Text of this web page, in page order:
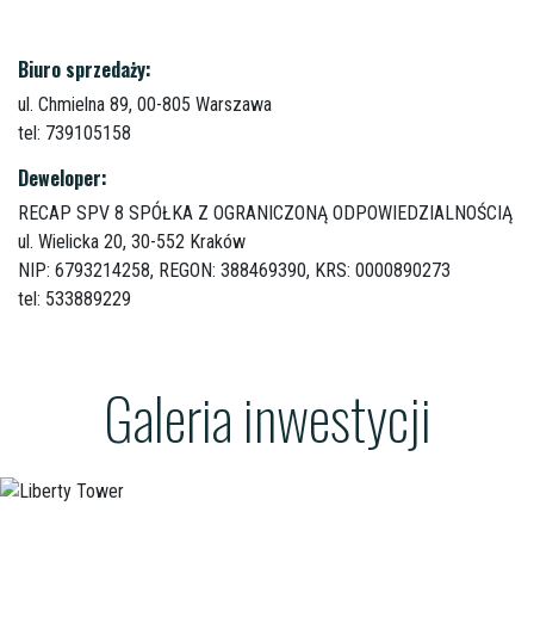
Biuro sprzedaży:
ul. Chmielna 89, 00-805 Warszawa
tel: 739105158
Deweloper:
RECAP SPV 8 SPÓŁKA Z OGRANICZONĄ ODPOWIEDZIALNOŚCIĄ
ul. Wielicka 20, 30-552 Kraków
NIP: 6793214258, REGON: 388469390, KRS: 0000890273
tel: 533889229
Galeria inwestycji